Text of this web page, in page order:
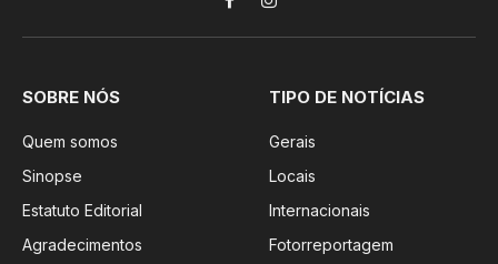
FacebookInstagram
SOBRE NÓS
Quem somos
Sinopse
Estatuto Editorial
Agradecimentos
TIPO DE NOTÍCIAS
Gerais
Locais
Internacionais
Fotorreportagem